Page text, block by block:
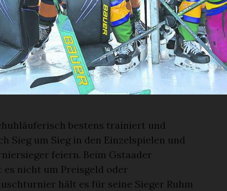
beeindruckt.
zum ersten Mal auf dem Gstaader Eis
den Turniersieg. Für einzelne
Team schon in den Jahren
Die Teilnahme am Gstaader
Premiere für die kanadischen
bestens trainiert und
Sieg um Sieg in den Einzelspielen und
feiern. Beim Gstaader
nicht um Preisgeld oder
hält es für seine Sieger Ruhm